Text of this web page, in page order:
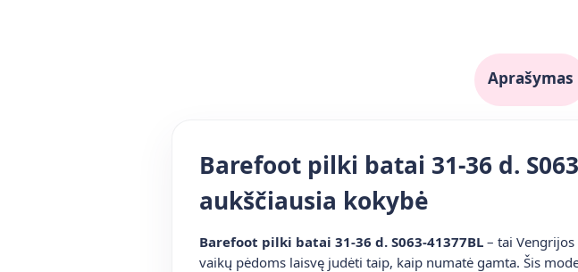
Aprašymas
Barefoot pilki batai 31-36 d.
aukščiausia kokybė
Barefoot pilki batai 31-36 d. S063-41377BL – tai
vaikų pėdoms laisvę judėti taip, kaip numatė gamta. Šis